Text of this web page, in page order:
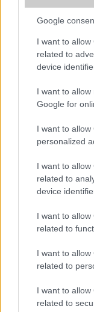
Google
I want to
related to
device
I want to
Google for
I want to
personalized
I want to
related to
device
I want to
related to
I want to
related to
I want to
related to
miközben a Pixel
KAPCSOLÓDÓ HÍREK
Megjelent a ZTE
Hazánkban is
Megjelent a
Nagy lépére
Hatalmas
Mindössze 14
További hírek